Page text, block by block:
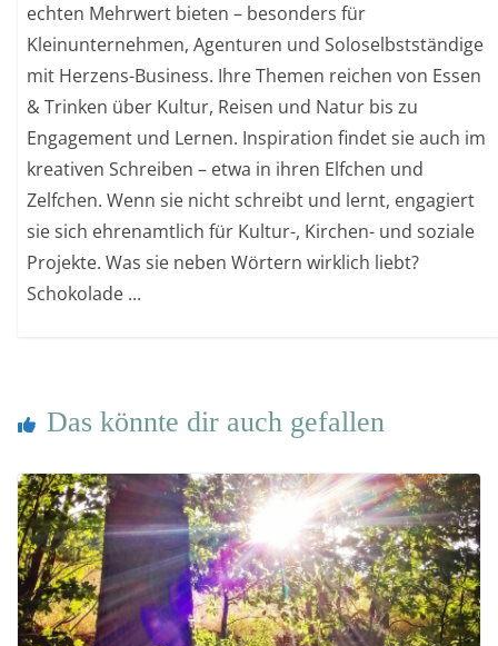
echten Mehrwert bieten – besonders für
Kleinunternehmen, Agenturen und Soloselbstständige
mit Herzens-Business. Ihre Themen reichen von Essen
& Trinken über Kultur, Reisen und Natur bis zu
Engagement und Lernen. Inspiration findet sie auch im
kreativen Schreiben – etwa in ihren Elfchen und
Zelfchen. Wenn sie nicht schreibt und lernt, engagiert
sie sich ehrenamtlich für Kultur-, Kirchen- und soziale
Projekte. Was sie neben Wörtern wirklich liebt?
Schokolade ...
Das könnte dir auch gefallen